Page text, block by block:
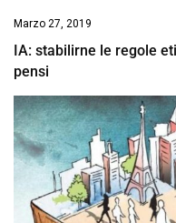
Marzo 27, 2019
IA: stabilirne le regole
pensi